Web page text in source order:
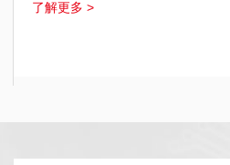
了解更多 >